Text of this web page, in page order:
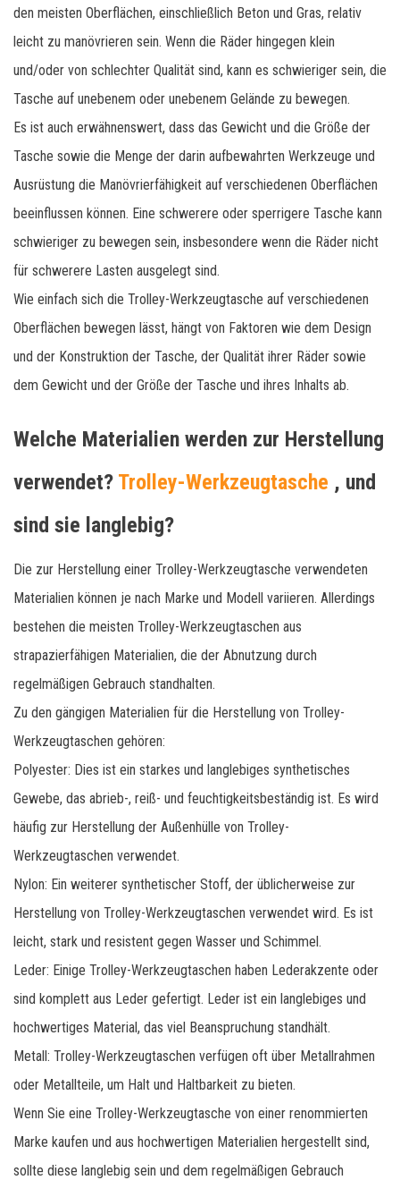
den meisten Oberflächen, einschließlich Beton und Gras, relativ
leicht zu manövrieren sein. Wenn die Räder hingegen klein
und/oder von schlechter Qualität sind, kann es schwieriger sein, die
Tasche auf unebenem oder unebenem Gelände zu bewegen.
Es ist auch erwähnenswert, dass das Gewicht und die Größe der
Tasche sowie die Menge der darin aufbewahrten Werkzeuge und
Ausrüstung die Manövrierfähigkeit auf verschiedenen Oberflächen
beeinflussen können. Eine schwerere oder sperrigere Tasche kann
schwieriger zu bewegen sein, insbesondere wenn die Räder nicht
für schwerere Lasten ausgelegt sind.
Wie einfach sich die Trolley-Werkzeugtasche auf verschiedenen
Oberflächen bewegen lässt, hängt von Faktoren wie dem Design
und der Konstruktion der Tasche, der Qualität ihrer Räder sowie
dem Gewicht und der Größe der Tasche und ihres Inhalts ab.
Welche Materialien werden zur Herstellung
verwendet? Trolley-Werkzeugtasche , und
sind sie langlebig?
Die zur Herstellung einer Trolley-Werkzeugtasche verwendeten
Materialien können je nach Marke und Modell variieren. Allerdings
bestehen die meisten Trolley-Werkzeugtaschen aus
strapazierfähigen Materialien, die der Abnutzung durch
regelmäßigen Gebrauch standhalten.
Zu den gängigen Materialien für die Herstellung von Trolley-
Werkzeugtaschen gehören:
Polyester: Dies ist ein starkes und langlebiges synthetisches
Gewebe, das abrieb-, reiß- und feuchtigkeitsbeständig ist. Es wird
häufig zur Herstellung der Außenhülle von Trolley-
Werkzeugtaschen verwendet.
Nylon: Ein weiterer synthetischer Stoff, der üblicherweise zur
Herstellung von Trolley-Werkzeugtaschen verwendet wird. Es ist
leicht, stark und resistent gegen Wasser und Schimmel.
Leder: Einige Trolley-Werkzeugtaschen haben Lederakzente oder
sind komplett aus Leder gefertigt. Leder ist ein langlebiges und
hochwertiges Material, das viel Beanspruchung standhält.
Metall: Trolley-Werkzeugtaschen verfügen oft über Metallrahmen
oder Metallteile, um Halt und Haltbarkeit zu bieten.
Wenn Sie eine Trolley-Werkzeugtasche von einer renommierten
Marke kaufen und aus hochwertigen Materialien hergestellt sind,
sollte diese langlebig sein und dem regelmäßigen Gebrauch